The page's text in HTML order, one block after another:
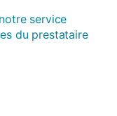
service
du prestataire